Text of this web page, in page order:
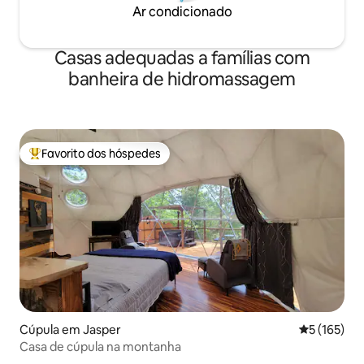
Ar condicionado
Casas adequadas a famílias com
banheira de hidromassagem
Favoritos dos hóspedes mais apreciados
Favorito dos hóspedes
Cúpula em Jasper
5 (165)
Casa de cúpula na montanha